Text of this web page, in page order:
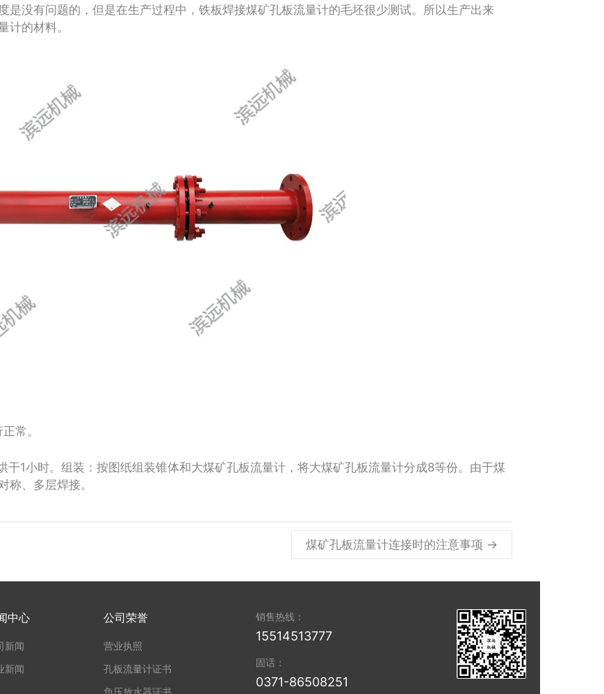
是没有问题的，但是在生产过程中，铁板焊接煤矿孔板流量计的毛坯很少测试。所以生产出来
计的材料。
常。
。组装：按图纸组装锥体和大煤矿孔板流量计，将大煤矿孔板流量计分成8等份。由于煤
称、多层焊接。
煤矿孔板流量计连接时的注意事项 →
中心
新闻
新闻
公司荣誉
营业执照
孔板流量计证书
销售热线：
15514513777
固话：
0371-86508251